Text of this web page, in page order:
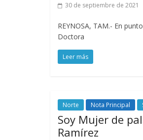
30 de septiembre de 2021
REYNOSA, TAM.- En
Doctora
Leer más
Norte Nota Principal
Soy Mujer de
Ramírez